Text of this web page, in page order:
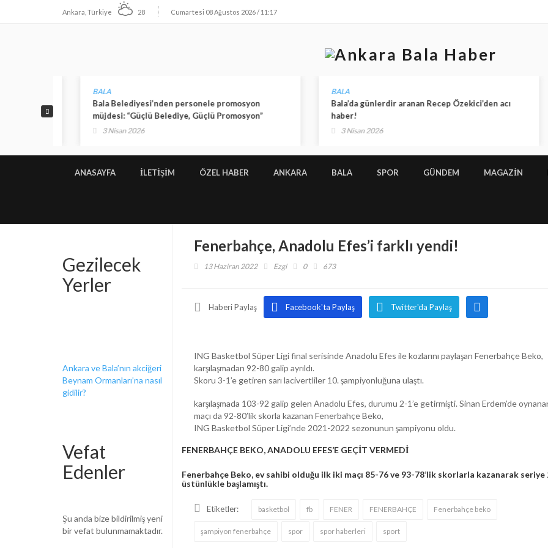
Ankara, Türkiye 28 Cumartesi 08 Ağustos 2026 / 11:17
Bala Belediyesi’nden personele promosyon
müjdesi: “Güçlü Belediye, Güçlü Promosyon”
3 Nisan 2026
Bala’da günlerdir aranan Recep Özekici’den acı
haber!
3 Nisan 2026
ANASAYFA İLETIŞIM ÖZEL HABER ANKARA BALA SPOR GÜNDEM MAGAZİN
Gezilecek
Yerler
Ankara ve Bala’nın akciğeri
Beynam Ormanları’na nasıl
gidilir?
Vefat
Edenler
Şu anda bize bildirilmiş yeni
bir vefat bulunmamaktadır.
Fenerbahçe, Anadolu Efes’i farklı yendi!
13 Haziran 2022 Ezgi 0 673
Haberi Paylaş Facebook'ta Paylaş Twitter'da Paylaş
ING Basketbol Süper Ligi final serisinde Anadolu Efes ile kozlarını paylaşan Fenerbahçe Beko,
karşılaşmadan 92-80 galip ayrıldı.
Skoru 3-1’e getiren sarı lacivertliler 10. şampiyonluğuna ulaştı.
karşılaşmada 103-92 galip gelen Anadolu Efes, durumu 2-1’e getirmişti. Sinan Erdem’de
maçı da 92-80’lik skorla kazanan Fenerbahçe Beko,
ING Basketbol Süper Ligi’nde 2021-2022 sezonunun şampiyonu oldu.
FENERBAHÇE BEKO, ANADOLU EFES’E GEÇİT VERMEDİ
Fenerbahçe Beko, ev sahibi olduğu ilk iki maçı 85-76 ve 93-78’lik skorlarla kazanarak seriye
üstünlükle başlamıştı.
Etiketler: basketbol fb FENER FENERBAHÇE Fenerbahçe beko
şampiyon fenerbahçe spor spor haberleri sport